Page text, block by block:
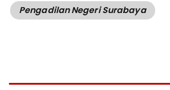
Pengadilan Negeri Surabaya